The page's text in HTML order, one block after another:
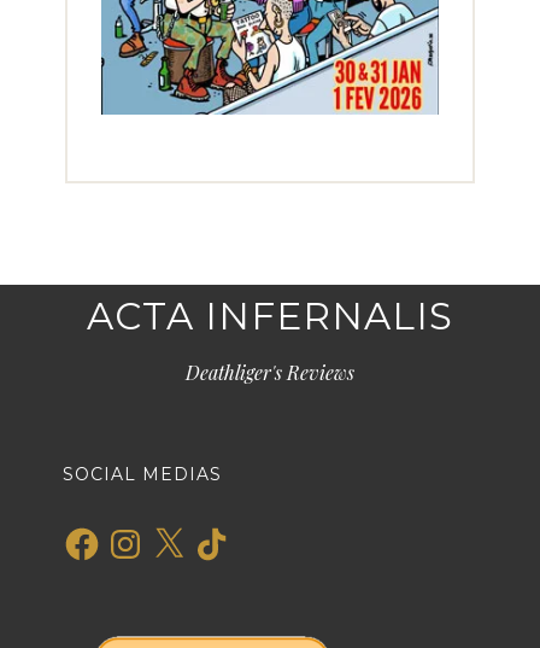
ACTA INFERNALIS
Deathliger's Reviews
SOCIAL MEDIAS
FacebookInstagram
X TikTok